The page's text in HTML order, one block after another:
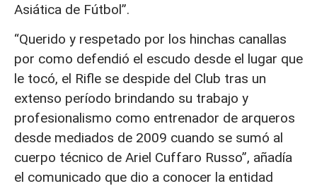
Asiática de Fútbol”.
“Querido y respetado por los hinchas canallas
por como defendió el escudo desde el lugar que
le tocó, el Rifle se despide del Club tras un
extenso período brindando su trabajo y
profesionalismo como entrenador de arqueros
desde mediados de 2009 cuando se sumó al
cuerpo técnico de Ariel Cuffaro Russo”, añadía
el comunicado que dio a conocer la entidad